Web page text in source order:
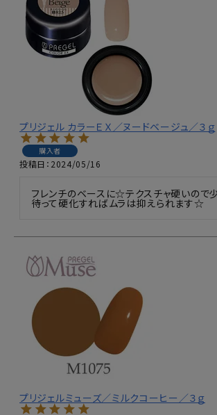
プリジェル カラーＥＸ／ヌードベージュ／３ｇ
購入者
投稿日 2024/05/16
フレンチのベースに☆テクスチャ硬いので
待って硬化すればムラは抑えられます☆
プリジェルミューズ／ミルクコーヒー／３ｇ